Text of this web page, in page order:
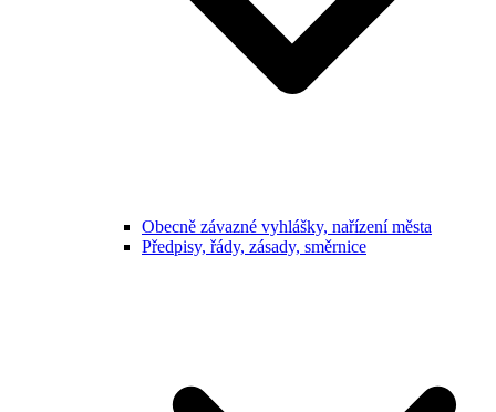
Obecně závazné vyhlášky, nařízení města
Předpisy, řády, zásady, směrnice